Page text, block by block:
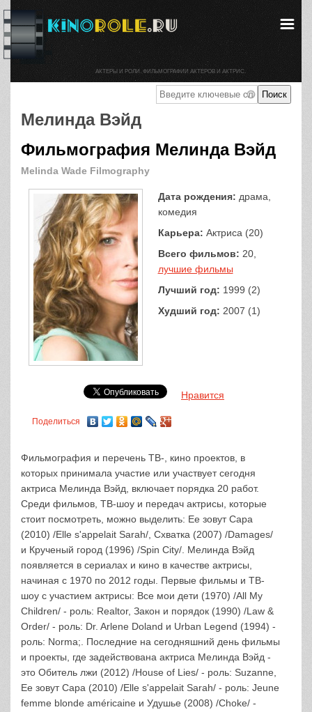
Мелинда Вэйд
Фильмография Мелинда Вэйд
Melinda Wade Filmography
Дата рождения: драма,
комедия
Карьера: Актриса (20)
Всего фильмов: 20,
лучшие фильмы
Лучший год: 1999 (2)
Худший год: 2007 (1)
Нравится
Поделиться
Фильмография и перечень ТВ-, кино проектов, в
которых принимала участие или участвует сегодня
актриса Мелинда Вэйд, включает порядка 20 работ.
Среди фильмов, ТВ-шоу и передач актрисы, которые
стоит посмотреть, можно выделить: Ее зовут Сара
(2010) /Elle s'appelait Sarah/, Схватка (2007) /Damages/
и Крученый город (1996) /Spin City/. Мелинда Вэйд
появляется в сериалах и кино в качестве актрисы,
начиная с 1970 по 2012 годы. Первые фильмы и ТВ-
шоу с участием актрисы: Все мои дети (1970) /All My
Children/ - роль: Realtor, Закон и порядок (1990) /Law &
Order/ - роль: Dr. Arlene Doland и Urban Legend (1994) -
роль: Norma;. Последние на сегодняшний день фильмы
и проекты, где задействована актриса Мелинда Вэйд -
это Обитель лжи (2012) /House of Lies/ - роль: Suzanne,
Ее зовут Сара (2010) /Elle s'appelait Sarah/ - роль: Jeune
femme blonde américaine и Удушье (2008) /Choke/ -
АКТЕРЫ И РОЛИ. ФИЛЬМОГРАФИИ АКТЕРОВ И АКТРИС.